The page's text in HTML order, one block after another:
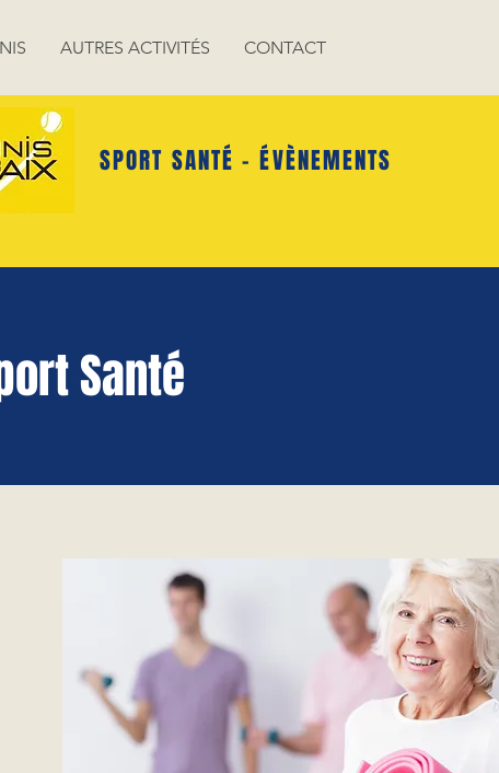
AUTRES ACTIVITÉS CONTACT
SPORT SANTÉ - ÉVÈNEMENTS
Santé